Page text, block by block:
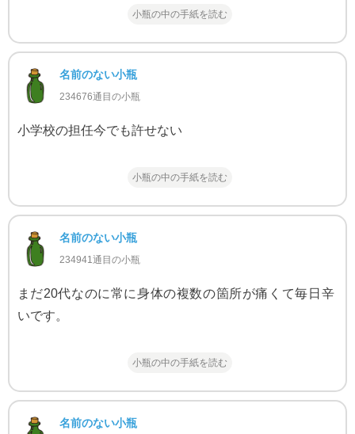
小瓶の中の手紙を読む
名前のない小瓶
234676通目の小瓶
小学校の担任今でも許せない
小瓶の中の手紙を読む
名前のない小瓶
234941通目の小瓶
まだ20代なのに常に身体の複数の箇所が痛くて毎日辛
いです。
小瓶の中の手紙を読む
名前のない小瓶